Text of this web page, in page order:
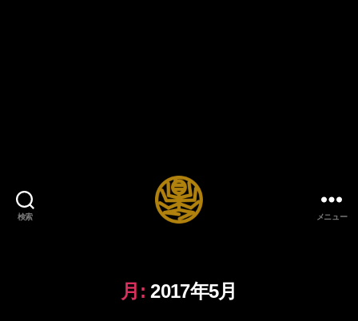
検索
足
DIY
メニュー
月: 2017年5月